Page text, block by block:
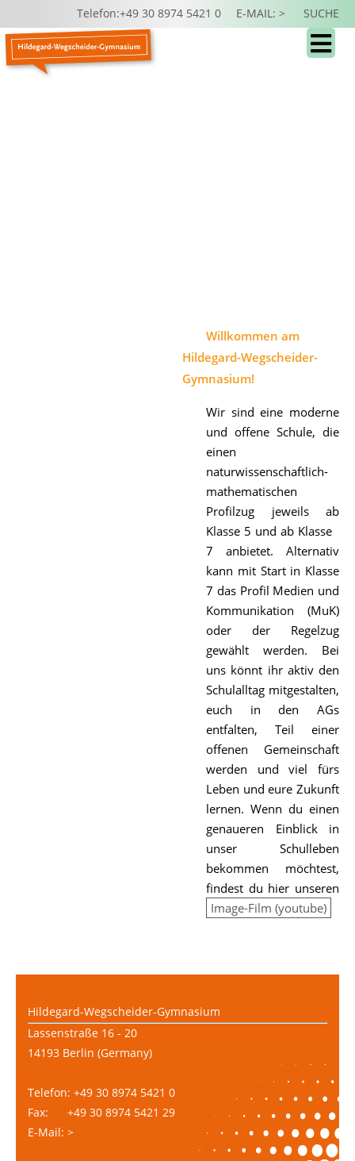
Telefon:+49 30 8974 5421 0 E-MAIL: > SUCHE
Willkommen am
Hildegard-Wegscheider-
Gymnasium!
Wir sind eine moderne
und offene Schule, die
einen
naturwissenschaftlich-
mathematischen
Profilzug jeweils ab
Klasse 5 und ab Klasse
7 anbietet. Alternativ
kann mit Start in Klasse
7 das Profil Medien und
Kommunikation (MuK)
oder der Regelzug
gewählt werden. Bei
uns könnt ihr aktiv den
Schulalltag mitgestalten,
euch in den AGs
entfalten, Teil einer
offenen Gemeinschaft
werden und viel fürs
Leben und eure Zukunft
lernen. Wenn du einen
genaueren Einblick in
unser Schulleben
bekommen möchtest,
findest du hier unseren
Image-Film (youtube)
Hildegard-Wegscheider-Gymnasium
Lassenstraße 16 - 20
14193 Berlin (Germany)
Telefon: +49 30 8974 5421 0
Fax: +49 30 8974 5421 29
E-Mail: >